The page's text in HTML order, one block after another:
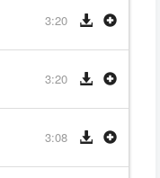
3:20
3:20
3:08